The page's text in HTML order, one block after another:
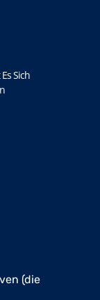
Sich
(die